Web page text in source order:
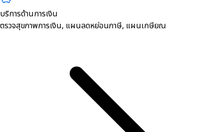
บริการด้านการเงิน
ตรวจสุขภาพการเงิน, ​แผนลดหย่อนภาษี, แผนเกษียณ